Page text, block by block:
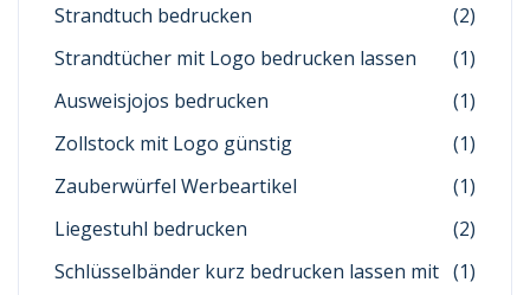
Strandtuch bedrucken
(2)
Strandtücher mit Logo bedrucken lassen
(1)
Ausweisjojos bedrucken
(1)
Zollstock mit Logo günstig
(1)
Zauberwürfel Werbeartikel
(1)
Liegestuhl bedrucken
(2)
Schlüsselbänder kurz bedrucken lassen mit (1)